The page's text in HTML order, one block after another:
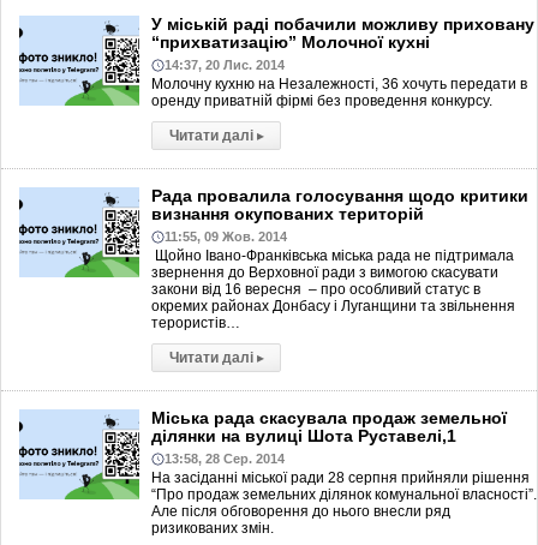
У міській раді побачили можливу приховану
“прихватизацію” Молочної кухні
14:37, 20 Лис. 2014
Молочну кухню на Незалежності, 36 хочуть передати в
оренду приватній фірмі без проведення конкурсу.
Читати далі ▸
Рада провалила голосування щодо критики
визнання окупованих територій
11:55, 09 Жов. 2014
Щойно Івано-Франківська міська рада не підтримала
звернення до Верховної ради з вимогою скасувати
закони від 16 вересня – про особливий статус в
окремих районах Донбасу і Луганщини та звільнення
терористів…
Читати далі ▸
Міська рада скасувала продаж земельної
ділянки на вулиці Шота Руставелі,1
13:58, 28 Сер. 2014
На засіданні міської ради 28 серпня прийняли рішення
“Про продаж земельних ділянок комунальної власності”.
Але після обговорення до нього внесли ряд
ризикованих змін.